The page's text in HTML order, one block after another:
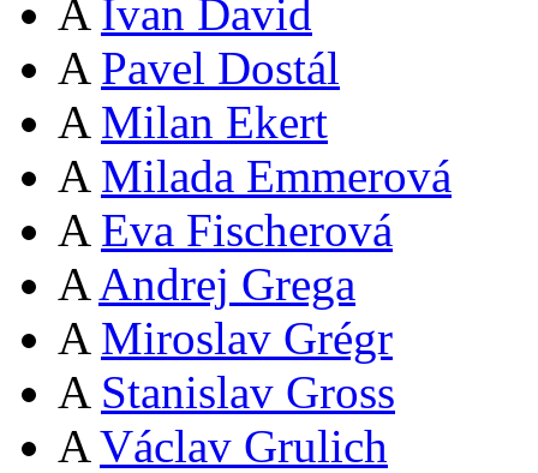
A Ivan David
A Pavel Dostál
A Milan Ekert
A Milada Emmerová
A Eva Fischerová
A Andrej Grega
A Miroslav Grégr
A Stanislav Gross
A Václav Grulich